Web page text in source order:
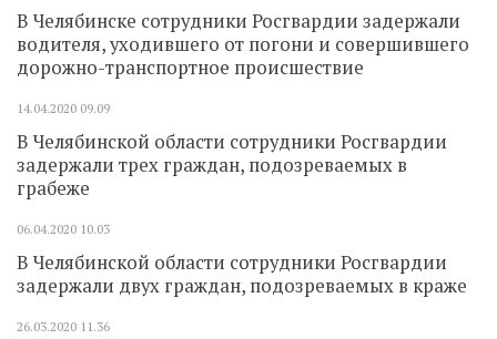
В Челябинске сотрудники Росгвардии задержали
водителя, уходившего от погони и совершившего
дорожно-транспортное происшествие
14.04.2020 09.09
В Челябинской области сотрудники Росгвардии
задержали трех граждан, подозреваемых в
грабеже
06.04.2020 10.03
В Челябинской области сотрудники Росгвардии
задержали двух граждан, подозреваемых в краже
26.03.2020 11.36